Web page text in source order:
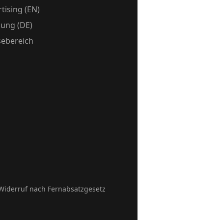
(EN)
(DE)
nach Fernabsatzgesetz